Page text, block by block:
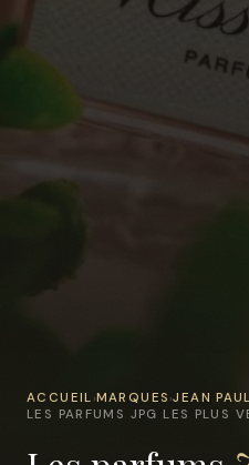
ACCUEIL ›MARQUES ›JEAN
LES PARFUMS JPG LES PLUS